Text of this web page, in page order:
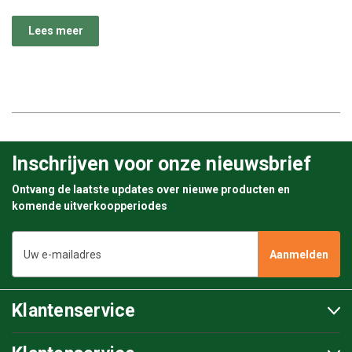
Lees meer
Inschrijven voor onze nieuwsbrief
Ontvang de laatste updates over nieuwe producten en
komende uitverkoopperiodes
mailadres
Klantenservice